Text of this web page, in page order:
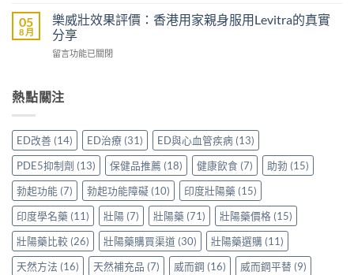
士
購
買
讀
的
意
事
項〉
中
勃
加
時
香
家
真
實
使
用
心
得〉
中
好？
一
文
比
VI[DK]
羅
紅
鑽〉
中
度
雙
效
片
買
心？
香
港
用
家
親
身
分
享
正
貨
05
8 月
樂威壯效果評價：香港用家親身服用Levitra的真實
分享
在
壯
效
評
價：
香
港
用
家
親
身
服
用
Levitra
留言功能已關閉
熱點關注
ED改善 (14) ED治療 (31) ED與心血管疾病 (13)
PDE5抑制劑 (13) 保健品推薦 (18) 健康飲食 (7) 助勃 (15)
勃起功能 (7) 勃起功能障礙 (10) 印度壯陽藥 (15)
印度學名藥 (11) 壯陽 (7) 壯陽藥 (71) 壯陽藥價格 (15)
壯陽藥比較 (26) 壯陽藥購買渠道 (30) 壯陽藥選購 (11)
天然方法 (16) 天然補充品 (7) 威而鋼 (16) 威而鋼平替 (9)